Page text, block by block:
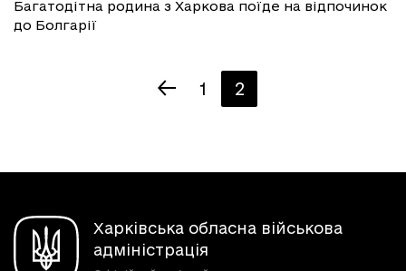
Багатодітна родина з Харкова поїде на відпочинок
до Болгарії
1 2
Харківська обласна військова
адміністрація